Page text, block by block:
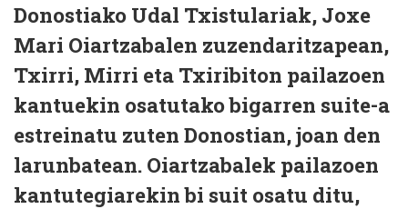
Donostiako Udal Txistulariak, Joxe
Mari Oiartzabalen zuzendaritzapean,
Txirri, Mirri eta Txiribiton pailazoen
kantuekin osatutako bigarren suite-a
estreinatu zuten Donostian, joan den
larunbatean. Oiartzabalek pailazoen
kantutegiarekin bi suit osatu ditu,